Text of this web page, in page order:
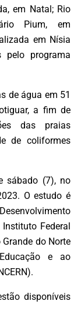
em Natal; Rio
Pium, em
em Nísia
pelo programa
de água em 51
a fim de
das praias
de coliformes
sábado (7), no
O estudo é
Federal
do Norte
e ao
disponíveis